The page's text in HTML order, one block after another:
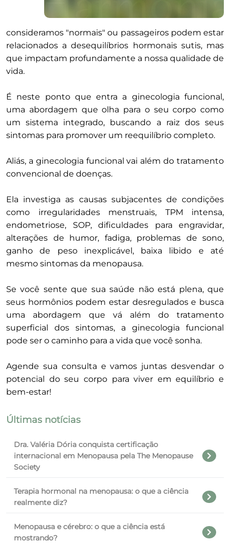
Últimas notícias
Dra. Valéria Dória conquista certificação
internacional em Menopausa pela The Menopause
Society
Terapia hormonal na menopausa: o que a ciência
realmente diz?
Menopausa e cérebro: o que a ciência está
mostrando?
consideramos "normais" ou passageiros podem estar
relacionados a desequilíbrios hormonais sutis, mas
que impactam profundamente a nossa qualidade de
vida.
É neste ponto que entra a ginecologia funcional,
uma abordagem que olha para o seu corpo como
um sistema integrado, buscando a raiz dos seus
sintomas para promover um reequilíbrio completo.
Aliás, a ginecologia funcional vai além do tratamento
convencional de doenças.
Ela investiga as causas subjacentes de condições
como irregularidades menstruais, TPM intensa,
endometriose, SOP, dificuldades para engravidar,
alterações de humor, fadiga, problemas de sono,
ganho de peso inexplicável, baixa libido e até
mesmo sintomas da menopausa.
Se você sente que sua saúde não está plena, que
seus hormônios podem estar desregulados e busca
uma abordagem que vá além do tratamento
superficial dos sintomas, a ginecologia funcional
pode ser o caminho para a vida que você sonha.
Agende sua consulta e vamos juntas desvendar o
potencial do seu corpo para viver em equilíbrio e
bem-estar!